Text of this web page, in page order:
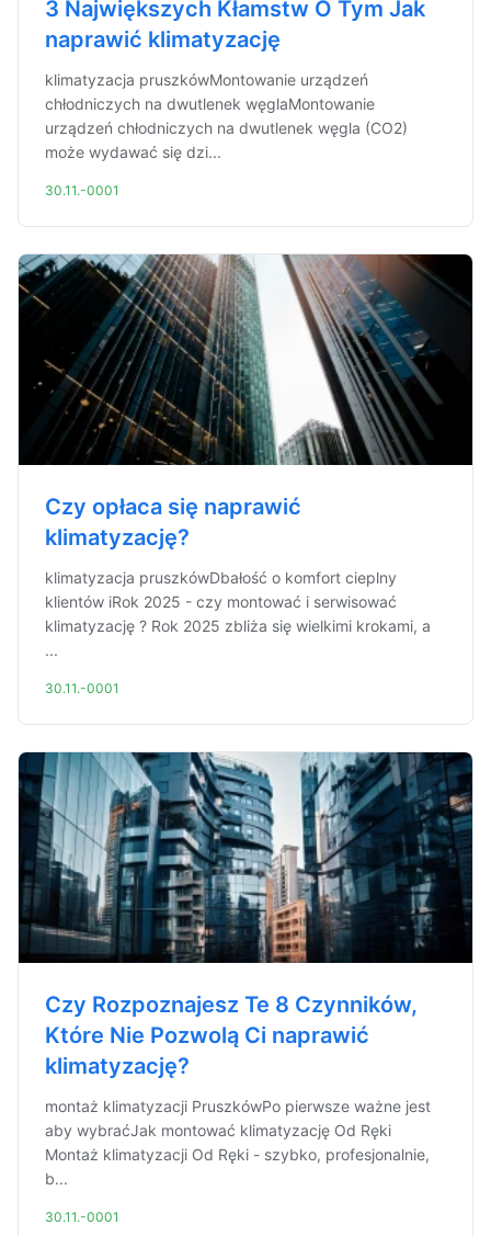
3 Największych Kłamstw O Tym Jak
naprawić klimatyzację
klimatyzacja pruszkówMontowanie urządzeń
chłodniczych na dwutlenek węglaMontowanie
urządzeń chłodniczych na dwutlenek węgla (CO2)
może wydawać się dzi...
30.11.-0001
Czy opłaca się naprawić
klimatyzację?
klimatyzacja pruszkówDbałość o komfort cieplny
klientów iRok 2025 - czy montować i serwisować
klimatyzację ? Rok 2025 zbliża się wielkimi krokami, a
...
30.11.-0001
Czy Rozpoznajesz Te 8 Czynników,
Które Nie Pozwolą Ci naprawić
klimatyzację?
montaż klimatyzacji PruszkówPo pierwsze ważne jest
aby wybraćJak montować klimatyzację Od Ręki
Montaż klimatyzacji Od Ręki - szybko, profesjonalnie,
b...
30.11.-0001